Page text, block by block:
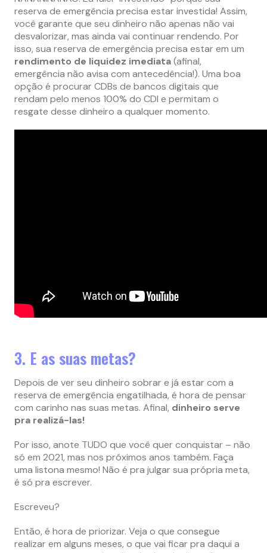
reserva de emergência precisa estar investida! Assim,
você garante que seu dinheiro não apenas não vai
desvalorizar, mas ainda vai continuar rendendo. Por
isso, sua reserva de emergência precisa estar em um
rendimento de liquidez imediata(afinal,
emergência não avisa com antecedência!). Uma boa
opção é procurar CDBs de bancos digitais que
rendam pelo menos 100% do CDI e permitam o
resgate desse dinheiro a qualquer momento.
3. E as suas metas?
Depois de ver seu dinheiro sobrar e já estar com a
reserva de emergência engatilhada, é hora de pensar
com carinho nas suas metas. Afinal, dinheiro serve
pra realizá-las!
Por isso, anote TUDO que você quer conquistar – não
só em 2021, mas nos próximos anos também. Faça
uma listona mesmo! Não é pra julgar sua própria meta,
é só pra escrever.
Escreveu?
Então, é hora de priorizar. Veja o que consegue
realizar em alguns meses, o que vai ficar pra daqui a